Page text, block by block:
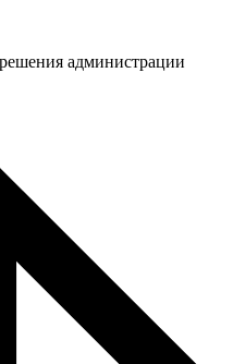
администрации